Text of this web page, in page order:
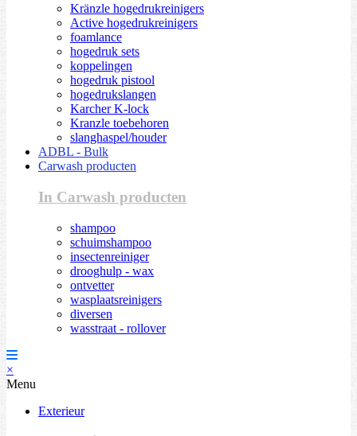
Kränzle hogedrukreinigers
Active hogedrukreinigers
foamlance
hogedruk sets
koppelingen
hogedruk pistool
hogedrukslangen
Karcher K-lock
Kranzle toebehoren
slanghaspel/houder
ADBL - Bulk
Carwash producten
In Carwash producten
shampoo
schuimshampoo
insectenreiniger
drooghulp - wax
ontvetter
wasplaatsreinigers
diversen
wasstraat - rollover
×
Menu
Exterieur